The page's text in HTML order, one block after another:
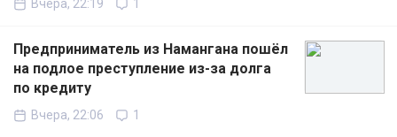
Вчера, 22:19 1
Предприниматель из Намангана пошёл
на подлое преступление из-за долга
по кредиту
Вчера, 22:06 1